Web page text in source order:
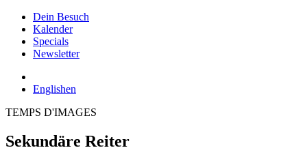
Dein Besuch
Kalender
Specials
Newsletter
Englishen
TEMPS D'IMAGES
Sekundäre Reiter